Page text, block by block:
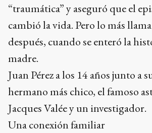
“traumática” y aseguró que el
cambió la vida. Pero lo más
después, cuando se enteró la
madre.
Juan Pérez a los 14 años junto a
hermano más chico, el famoso
Jacques Valée y un investigador.
Una conexión familiar